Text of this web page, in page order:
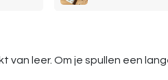
van leer. Om je spullen een